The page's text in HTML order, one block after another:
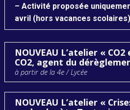
– Activité proposée
avril (hors vacances scolaires)
NOUVEAU L’atelier «
CO2, agent du
à partir de la 4e / Lycée
NOUVEAU L’atelier «